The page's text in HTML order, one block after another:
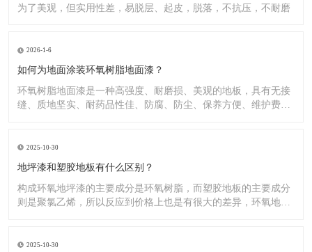
为了美观，但实用性差，易脱层、起皮，脱落，不抗压，不耐磨
2026-1-6
如何为地面涂装环氧树脂地面漆？
环氧树脂地面漆是一种高强度、耐磨损、美观的地板，具有无接
缝、质地坚实、耐药品性佳、防腐、防尘、保养方便、维护费用
2025-10-30
地坪漆和塑胶地板有什么区别？
构成环氧地坪漆的主要成分是环氧树脂，而塑胶地板的主要成分
则是聚氯乙烯，所以反应到价格上也是有很大的差异，环氧地坪
2025-10-30